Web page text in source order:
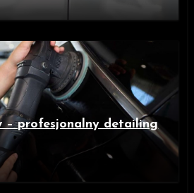
– profesjonalny detailing